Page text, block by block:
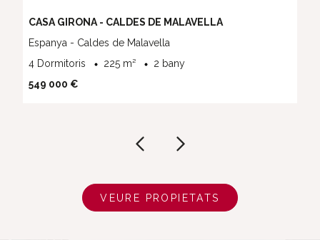
CASA GIRONA - CALDES DE MALAVELLA
Espanya - Caldes de Malavella
4 Dormitoris
225 m²
2 bany
549 000 €
VEURE PROPIETATS